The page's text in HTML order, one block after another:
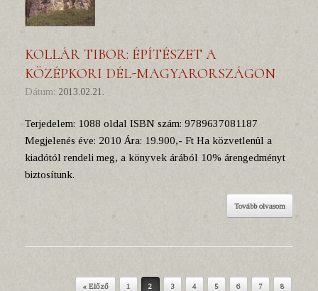
KOLLÁR TIBOR: ÉPÍTÉSZET A
KÖZÉPKORI DÉL-MAGYARORSZÁGON
Dátum: 2013.02.21.
Terjedelem: 1088 oldal ISBN szám: 9789637081187
Megjelenés éve: 2010 Ára: 19.900,- Ft Ha közvetlenül a
kiadótól rendeli meg, a könyvek árából 10% árengedményt
biztosítunk.
Tovább olvasom
« Előző 1 2 3 4 5 6 7 8